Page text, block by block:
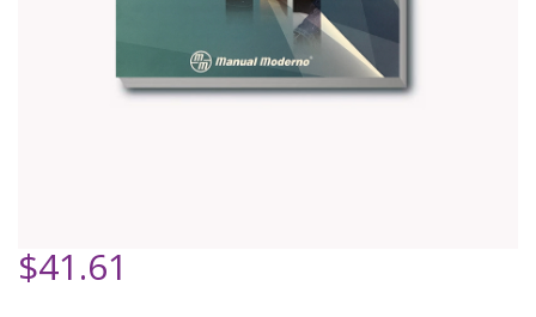
$41.61